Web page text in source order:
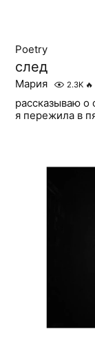
Poetry
след
Мария 2.3K 🔥
рассказываю о
я пережила в